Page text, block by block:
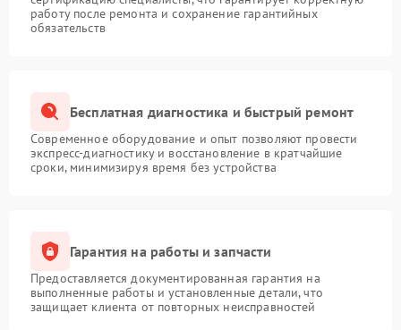
работу после ремонта и сохранение гарантийных
обязательств
Бесплатная диагностика и быстрый ремонт
Современное оборудование и опыт позволяют провести
экспресс-диагностику и восстановление в кратчайшие
сроки, минимизируя время без устройства
Гарантия на работы и запчасти
Предоставляется документированная гарантия на
выполненные работы и установленные детали, что
защищает клиента от повторных неисправностей